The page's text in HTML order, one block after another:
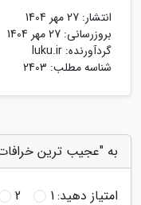
انتشار: 27 مهر 1404
بروزرسانی: 27 مهر 1404
گردآورنده: luku.ir
شناسه مطلب: 2403
به "عجیب ترین
امتیاز دهید:1
2